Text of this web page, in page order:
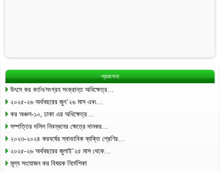
প্রকাশনা
উৎসে কর কর্তন/সংগ্রহ সংক্রান্ত অধিক্ষেত্র…
২০২৫-২৬ অর্থবছরের জুন’২৬ মাস এবং…
কর অঞ্চল-১০, ঢাকা এর অধিক্ষেত্র…
সম্পত্তির দলিল নিবন্ধনের ক্ষেত্রে দানকর…
২০২৩-২০২৪ করবর্ষের স্বাভাবিক ব্যক্তি শ্রেণির…
২০২৫-২৬ অর্থবছরের জুলাই’২৫ মাস থেকে…
মূল্য সংযোজন কর বিষয়ক নির্দেশিকা